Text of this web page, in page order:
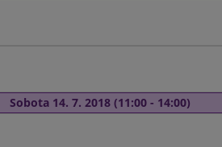
Sobota 14. 7. 2018 (11:00 - 14:00)